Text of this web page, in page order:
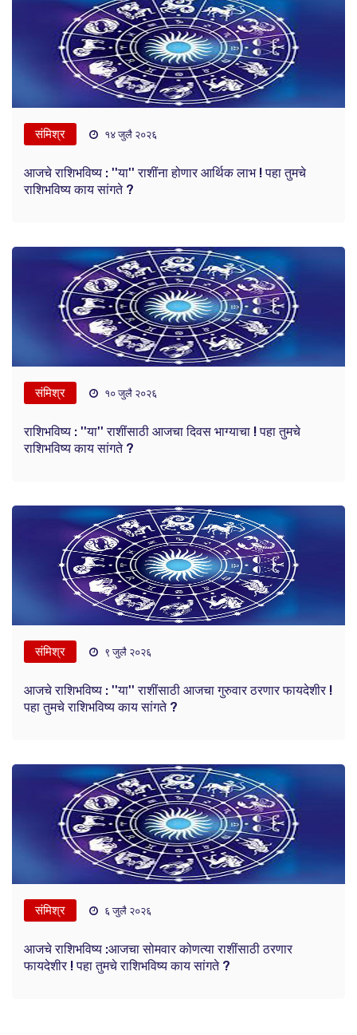
संमिश्र १४ जुलै २०२६
आजचे राशिभविष्य : ''या'' राशींना होणार आर्थिक लाभ ! पहा तुमचे
राशिभविष्य काय सांगते ?
संमिश्र १० जुलै २०२६
राशिभविष्य : ''या'' राशींसाठी आजचा दिवस भाग्याचा ! पहा तुमचे
राशिभविष्य काय सांगते ?
संमिश्र ९ जुलै २०२६
आजचे राशिभविष्य : ''या'' राशींसाठी आजचा गुरुवार ठरणार फायदेशीर !
पहा तुमचे राशिभविष्य काय सांगते ?
संमिश्र ६ जुलै २०२६
आजचे राशिभविष्य :आजचा सोमवार कोणत्या राशींसाठी ठरणार
फायदेशीर ! पहा तुमचे राशिभविष्य काय सांगते ?